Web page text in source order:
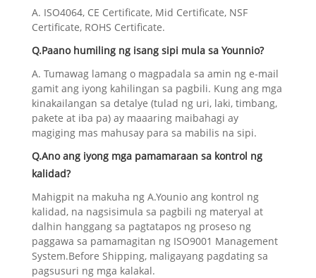
A. ISO4064, CE Certificate, Mid Certificate, NSF
Certificate, ROHS Certificate.
Q.Paano humiling ng isang sipi mula sa Younnio?
A. Tumawag lamang o magpadala sa amin ng e-mail
gamit ang iyong kahilingan sa pagbili. Kung ang mga
kinakailangan sa detalye (tulad ng uri, laki, timbang,
pakete at iba pa) ay maaaring maibahagi ay
magiging mas mahusay para sa mabilis na sipi.
Q.Ano ang iyong mga pamamaraan sa kontrol ng
kalidad?
Mahigpit na makuha ng A.Younio ang kontrol ng
kalidad, na nagsisimula sa pagbili ng materyal at
dalhin hanggang sa pagtatapos ng proseso ng
paggawa sa pamamagitan ng ISO9001 Management
System.Before Shipping, maligayang pagdating sa
pagsusuri ng mga kalakal.